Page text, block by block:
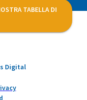
TABELLA DI
Digital